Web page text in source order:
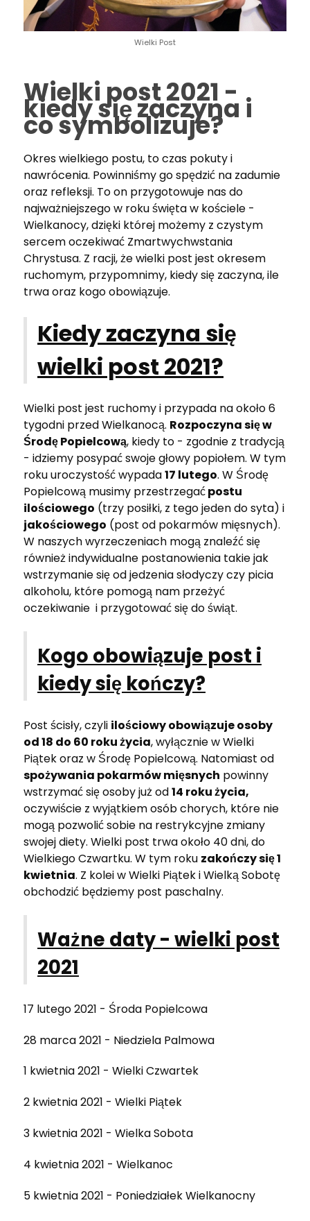
Wielki Post
Wielki post 2021 -
kiedy się zaczyna i
co symbolizuje?
Okres wielkiego postu, to czas pokuty i
nawrócenia. Powinniśmy go spędzić na zadumie
oraz refleksji. To on przygotowuje nas do
najważniejszego w roku święta w kościele -
Wielkanocy, dzięki której możemy z czystym
sercem oczekiwać Zmartwychwstania
Chrystusa. Z racji, że wielki post jest okresem
ruchomym, przypomnimy, kiedy się zaczyna, ile
trwa oraz kogo obowiązuje.
Kiedy zaczyna się
wielki post 2021?
Wielki post jest ruchomy i przypada na około 6
tygodni przed Wielkanocą. Rozpoczyna się w
Środę Popielcową, kiedy to - zgodnie z tradycją
- idziemy posypać swoje głowy popiołem. W tym
roku uroczystość wypada17 lutego. W Środę
Popielcową musimy przestrzegaćpostu
ilościowego (trzy posiłki, z tego jeden do syta) i
jakościowego (post od pokarmów mięsnych).
W naszych wyrzeczeniach mogą znaleźć się
również indywidualne postanowienia takie jak
wstrzymanie się od jedzenia słodyczy czy picia
alkoholu, które pomogą nam przeżyć
oczekiwanie i przygotować się do świąt.
Kogo obowiązuje post i
kiedy się kończy?
Post ścisły, czyli ilościowy obowiązuje osoby
od 18 do 60 roku życia, wyłącznie w Wielki
Piątek oraz w Środę Popielcową. Natomiast od
spożywania pokarmów mięsnych powinny
wstrzymać się osoby już od14 roku życia,
oczywiście z wyjątkiem osób chorych, które nie
mogą pozwolić sobie na restrykcyjne zmiany
swojej diety. Wielki post trwa około 40 dni, do
Wielkiego Czwartku. W tym roku zakończy się 1
kwietnia. Z kolei w Wielki Piątek i Wielką Sobotę
obchodzić będziemy post paschalny.
Ważne daty - wielki post
2021
17 lutego 2021 - Środa Popielcowa
28 marca 2021 - Niedziela Palmowa
1 kwietnia 2021 - Wielki Czwartek
2 kwietnia 2021 - Wielki Piątek
3 kwietnia 2021 - Wielka Sobota
4 kwietnia 2021 - Wielkanoc
5 kwietnia 2021 - Poniedziałek Wielkanocny